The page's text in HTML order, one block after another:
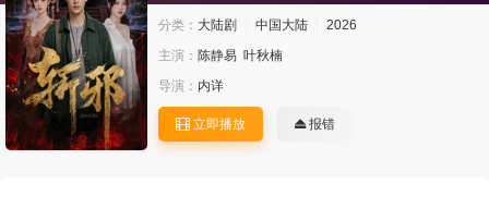
分类： 大陆剧 中国大陆
2026
主演： 陈静易 叶秋楠
导演： 内详
立即播放 报错